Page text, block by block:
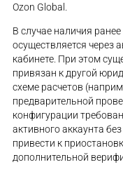
Ozon Global.
В случае наличия
осуществляется через
кабинете. При этом
привязан к другой
схеме расчетов
предварительной
конфигурации
активного аккаунта
привести к
дополнительной